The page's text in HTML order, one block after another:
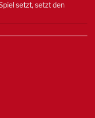
setzt, setzt den